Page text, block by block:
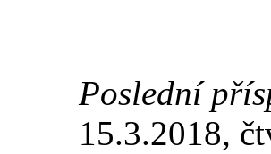
Poslední
15.3.2018,